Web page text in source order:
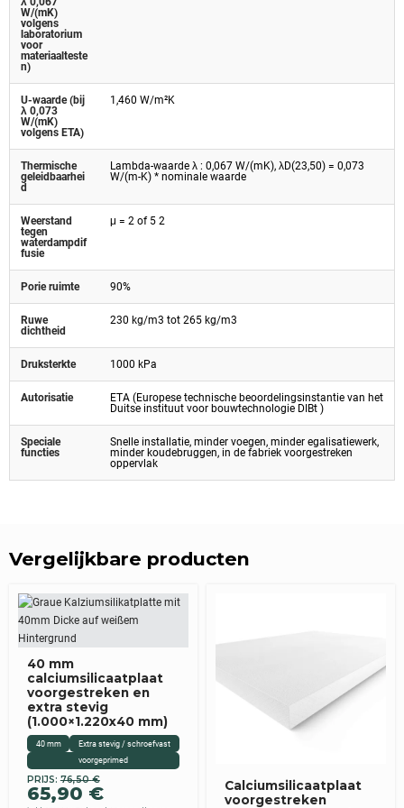
W/(mK)
volgens
laboratorium
voor
materiaalteste
n)
U-waarde (bij
λ 0,073
W/(mK)
volgens ETA)
1,460 W/m²K
Thermische
geleidbaarhei
d
Lambda-waarde λ : 0,067 W/(mK), λD(23,50) = 0,073
W/(m-K) * nominale waarde
Weerstand
tegen
waterdampdif
fusie
μ = 2 of 5 2
Porie ruimte 90%
Ruwe
dichtheid
230 kg/m3 tot 265 kg/m3
Druksterkte 1000 kPa
Autorisatie
ETA (Europese technische beoordelingsinstantie van het
Duitse instituut voor bouwtechnologie DIBt )
Speciale
functies
Snelle installatie, minder voegen, minder egalisatiewerk,
minder koudebruggen, in de fabriek voorgestreken
oppervlak
Vergelijkbare producten
40 mm
Extra stevig / schroefvast
voorgeprimed
40 mm
calciumsilicaatplaat
voorgestreken en
extra stevig
(1.000×1.220x40 mm)
PRIJS: 76,50€
Originele
prijs
65,90 €
Huidige
prijs
Calciumsilicaatplaat
voorgestreken